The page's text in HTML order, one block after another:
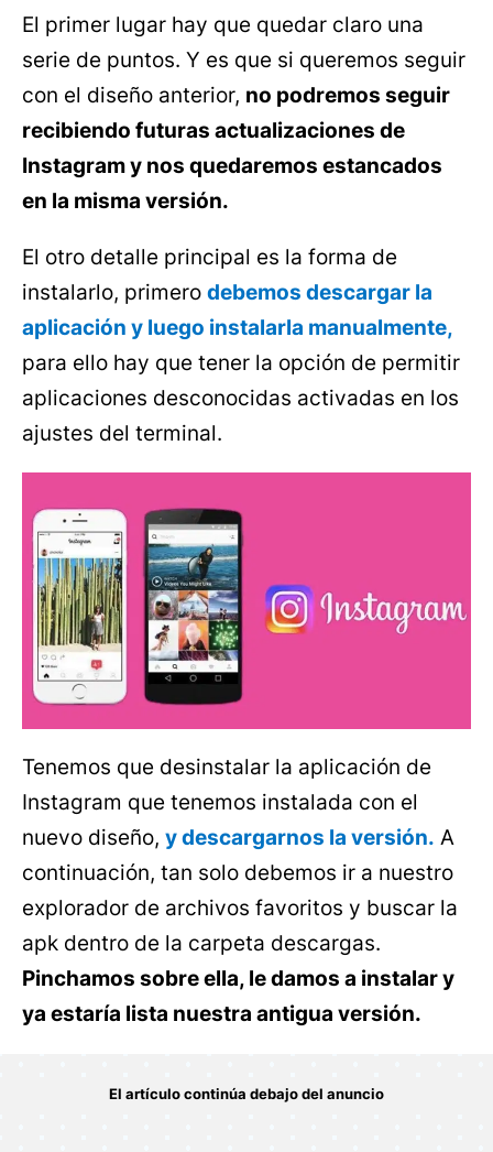
El primer lugar hay que quedar claro una
serie de puntos. Y es que si queremos seguir
con el diseño anterior, no podremos seguir
recibiendo futuras actualizaciones de
Instagram y nos quedaremos estancados
en la misma versión.
El otro detalle principal es la forma de
instalarlo, primero debemos descargar la
aplicación y luego instalarla manualmente,
para ello hay que tener la opción de permitir
aplicaciones desconocidas activadas en los
ajustes del terminal.
Tenemos que desinstalar la aplicación de
Instagram que tenemos instalada con el
nuevo diseño, y descargarnos la versión. A
continuación, tan solo debemos ir a nuestro
explorador de archivos favoritos y buscar la
apk dentro de la carpeta descargas.
Pinchamos sobre ella, le damos a instalar y
ya estaría lista nuestra antigua versión.